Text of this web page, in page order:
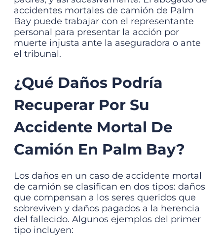
accidentes mortales de camión de Palm
Bay puede trabajar con el representante
personal para presentar la acción por
muerte injusta ante la aseguradora o ante
el tribunal.
¿Qué Daños Podría
Recuperar Por Su
Accidente Mortal De
Camión En Palm Bay?
Los daños en un caso de accidente mortal
de camión se clasifican en dos tipos: daños
que compensan a los seres queridos que
sobreviven y daños pagados a la herencia
del fallecido. Algunos ejemplos del primer
tipo incluyen: